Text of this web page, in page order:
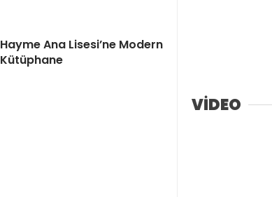
Hayme Ana Lisesi’ne Modern
Kütüphane
VİDEO